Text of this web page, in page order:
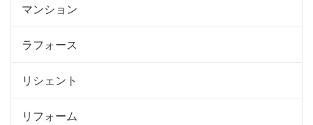
マンション
ラフォース
リシェント
リフォーム